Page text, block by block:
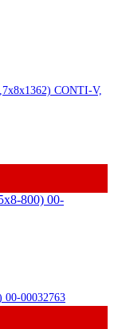
CONTI-V,
00-00032763